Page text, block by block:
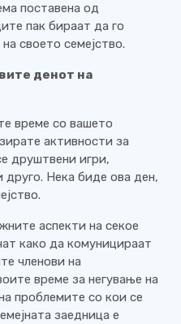
поставена од
пак бираат да го
своето семејство.
денот на
време со вашето
активности за
друштвени игри,
друго. Нека биде ова ден,
аспекти на секое
како да комуницираат
членови на
време за негување на
проблемите со кои се
заедница е